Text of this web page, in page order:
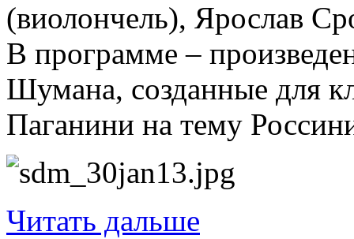
(виолончель), Ярослав
В программе –
Шумана, созданные для
Паганини на тему
Читать дальше